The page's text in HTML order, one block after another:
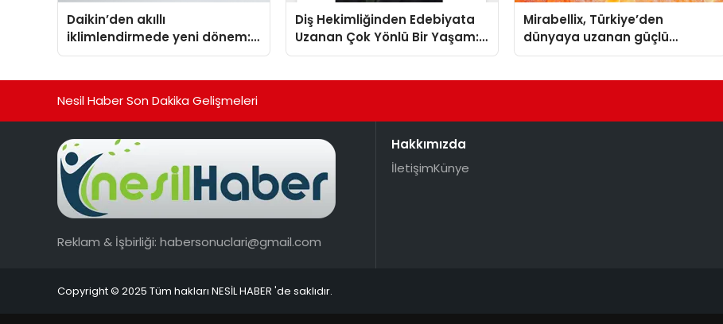
Daikin’den akıllı
iklimlendirmede yeni dönem:
Madoka Plus Türkiye’de
Diş Hekimliğinden Edebiyata
Uzanan Çok Yönlü Bir Yaşam:
Yeşim Şahin Yaman
Mirabellix, Türkiye’den
dünyaya uzanan güçlü
büyümesini sürdürüyor
Nesil Haber Son Dakika Gelişmeleri
Reklam & İşbirliği: habersonuclari@gmail.com
Hakkımızda
İletişimKünye
Copyright © 2025 Tüm hakları NESİL HABER 'de saklıdır.